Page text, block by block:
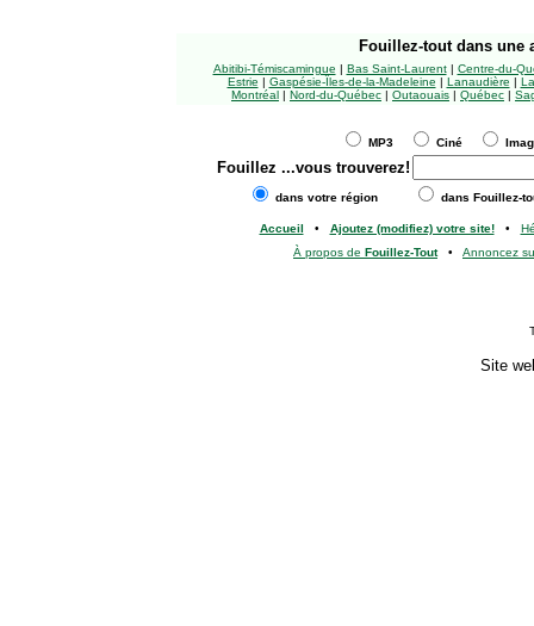
Fouillez-tout dans une
Abitibi-Témiscamingue | Bas Saint-Laurent| Centre-du-
Estrie | Gaspésie-Îles-de-la-Madeleine | Lanaudière |
Montréal | Nord-du-Québec | Outaouais | Québec |
MP3 Ciné
Fouillez ...vous trouverez!
dans votre région dans Fouillez-
Accueil • Ajoutez (modifiez) votre site!•
À propos de Fouillez-Tout• Annoncez
Site